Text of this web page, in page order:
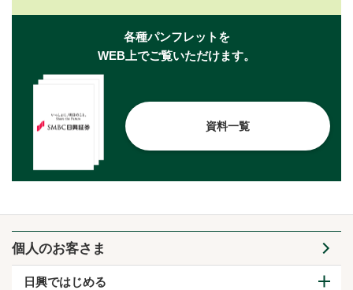
各種パンフレットを
WEB上でご覧いただけます。
資料一覧
個人のお客さま
日興ではじめる